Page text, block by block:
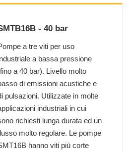
- 40 bar
a tre viti per uso
a bassa pressione
a 40 bar). Livello molto
di emissioni acustiche e
pulsazioni. Utilizzate in molte
industriali in cui
richiesti lunga durata ed un
molto regolare. Le pompe
hanno viti più corte